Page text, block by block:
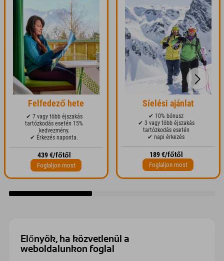
Felfedező hete
✔ 7 vagy több éjszakás
tartózkodás esetén 15%
kedvezmény.
✔ Érkezés naponta.
439 €/főtől
Foglaljon most
Síelési ajánlat
✔ 10% bónusz
✔ 3 vagy több éjszakás
tartózkodás esetén
✔ napi érkezés
189 €/főtől
Foglaljon most
Előnyök, ha közvetlenül a
weboldalunkon foglal